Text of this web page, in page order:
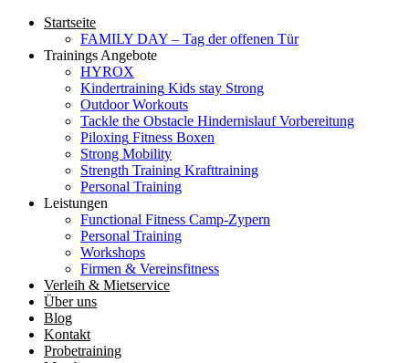
Startseite
FAMILY DAY – Tag der offenen Tür
Trainings Angebote
HYROX
Kindertraining Kids stay Strong
Outdoor Workouts
Tackle the Obstacle Hindernislauf Vorbereitung
Piloxing Fitness Boxen
Strong Mobility
Strength Training Krafttraining
Personal Training
Leistungen
Functional Fitness Camp-Zypern
Personal Training
Workshops
Firmen & Vereinsfitness
Verleih & Mietservice
Über uns
Blog
Kontakt
Probetraining